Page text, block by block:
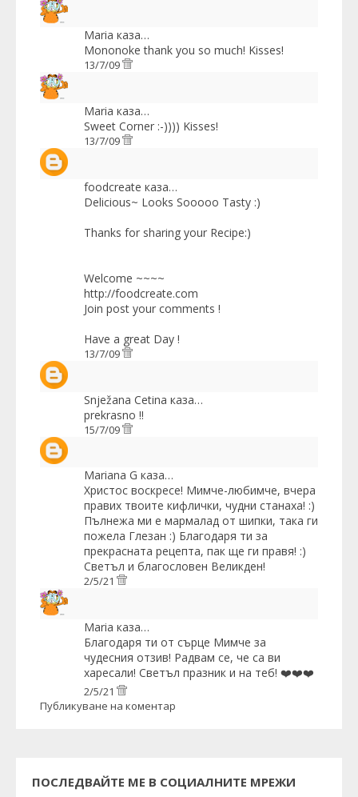
Maria каза…
Mononoke thank you so much! Kisses!
13/7/09
Maria каза…
Sweet Corner :-)))) Kisses!
13/7/09
foodcreate каза…
Delicious~ Looks Sooooo Tasty :)
Thanks for sharing your Recipe:)
Welcome ~~~~
http://foodcreate.com
Join post your comments !
Have a great Day !
13/7/09
Snježana Cetina каза…
prekrasno !!
15/7/09
Mariana G каза…
Христос воскресе! Мимче-любимче, вчера
правих твоите кифлички, чудни станаха! :)
Пълнежа ми е мармалад от шипки, така ги
пожела Глезан :) Благодаря ти за
прекрасната рецепта, пак ще ги правя! :)
Светъл и благословен Великден!
2/5/21
Maria каза…
Благодаря ти от сърце Мимче за
чудесния отзив! Радвам се, че са ви
харесали! Светъл празник и на теб! ❤️❤️❤️
2/5/21
Публикуване на коментар
ПОСЛЕДВАЙТЕ МЕ В СОЦИАЛНИТЕ МРЕЖИ